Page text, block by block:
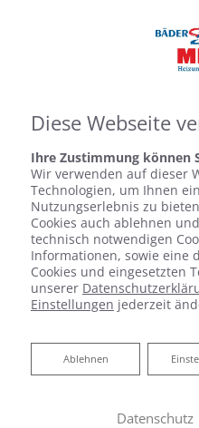
Startseite»Bad»
BASIC-BAD 7 ㎡
Diese Webseite
Ihre Zustimmung können
Wir verwenden auf dieser
Technologien, um Ihnen
Nutzungserlebnis zu
Cookies auch ablehnen
technisch notwendigen
Informationen, sowie eine
Cookies und eingesetzten
unserer
Einstellungen jederzeit
Ablehnen
Ablehnen
Datenschutz